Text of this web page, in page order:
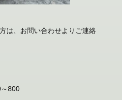
は、お問い合わせよりご連絡
800